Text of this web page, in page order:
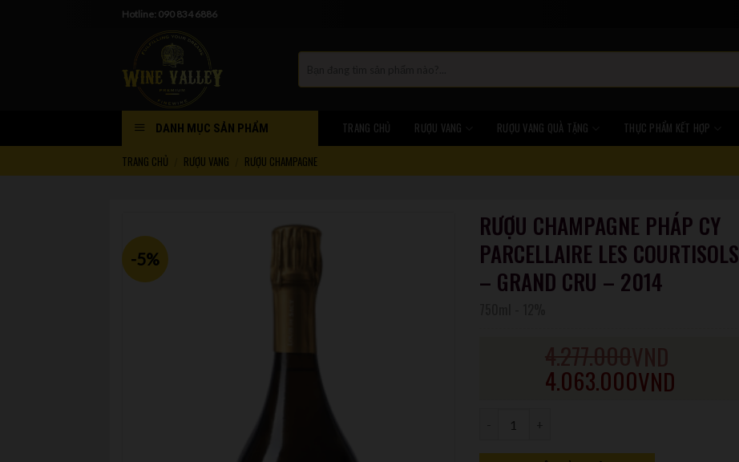
Hotline: 090 834 6886
DANH MỤC SẢN PHẨM TRANG CHỦ RƯỢU VANG RƯỢU VANG QUÀ TẶNG THỰC PHẨM KẾT HỢP
TRANG CHỦ RƯỢU VANG RƯỢU CHAMPAGNE
-5%
RƯỢU CHAMPAGNE PHÁP CY
PARCELLAIRE LES COURTISOLS
– GRAND CRU – 2014
4.063.000VND